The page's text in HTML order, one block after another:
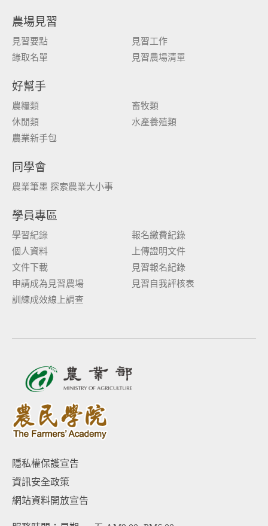
農場見習
見習要點
見習工作
錄取名單
見習農場清單
好幫手
農糧類
畜牧類
休閒類
水產養殖類
農業新手包
同學會
農業筆墨 探索農業大小事
學員專區
學習紀錄
報名繳費紀錄
個人資料
上傳證明文件
文件下載
見習報名紀錄
申請成為見習農場
見習自我評核表
訓練成效線上調查
隱私權保護宣告
資訊安全政策
網站資料開放宣告